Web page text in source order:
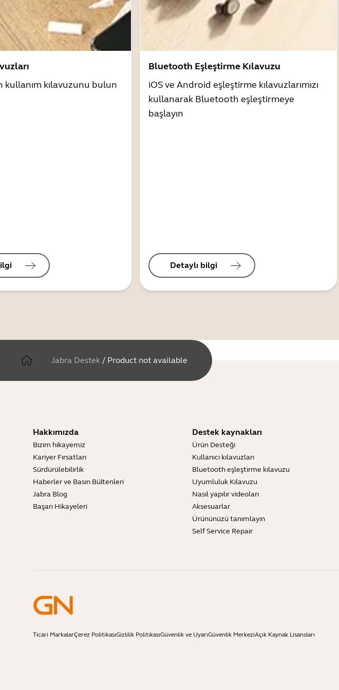
kılavuzunu bulun
Bluetooth Eşleştirme Kılavuzu
iOS ve Android eşleştirme kılavuzlarımızı
kullanarak Bluetooth eşleştirmeye
başlayın
Detaylı bilgi
Jabra Destek / Product not available
Hakkımızda
Bizim hikayemiz
Kariyer Fırsatları
Sürdürülebilirlik
Haberler ve Basın Bültenleri
Jabra Blog
Başarı Hikayeleri
Destek kaynakları
Ürün Desteği
Kullanıcı kılavuzları
Bluetooth eşleştirme kılavuzu
Uyumluluk Kılavuzu
Nasıl yapılır videoları
Aksesuarlar
Ürününüzü tanımlayın
Self Service Repair
Ticari MarkalarÇerez PolitikasıGizlilik PolitikasıGüvenlik ve UyarıGüvenlik MerkeziAçık Kaynak Lisansları